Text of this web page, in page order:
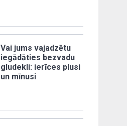
Vai jums vajadzētu
iegādāties bezvadu
gludekli: ierīces plusi
un mīnusi